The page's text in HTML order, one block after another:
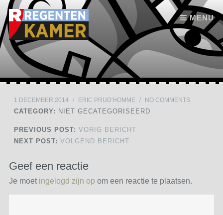
MENU
Skip to content
1 DECEMBER 2014 / ERIC PRUD'HOMME / NO COMMENTS
CATEGORY: NIET GECATEGORISEERD
PREVIOUS POST: VORIG BERICHT
NEXT POST: VOLGEND BERICHT
Geef een reactie
Je moet ingelogd zijn op om een reactie te plaatsen.